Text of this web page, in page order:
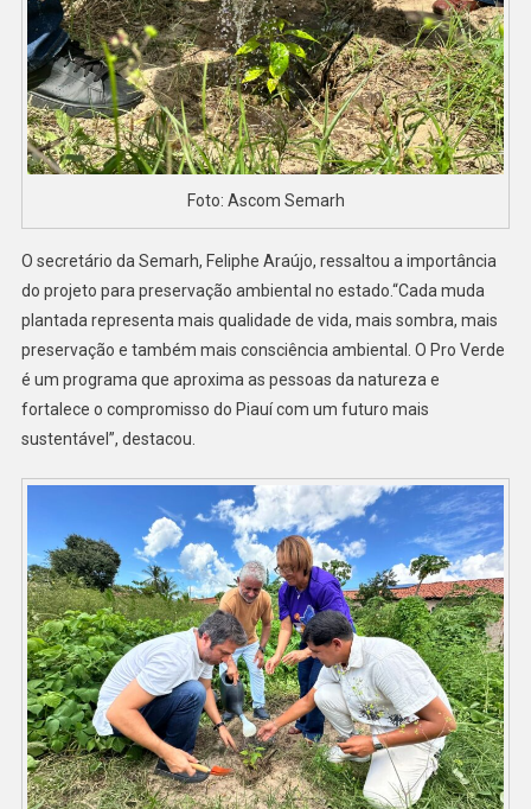
Foto: Ascom Semarh
O secretário da Semarh, Feliphe Araújo, ressaltou a importância
do projeto para preservação ambiental no estado.“Cada muda
plantada representa mais qualidade de vida, mais sombra, mais
preservação e também mais consciência ambiental. O Pro Verde
é um programa que aproxima as pessoas da natureza e
fortalece o compromisso do Piauí com um futuro mais
sustentável”, destacou.